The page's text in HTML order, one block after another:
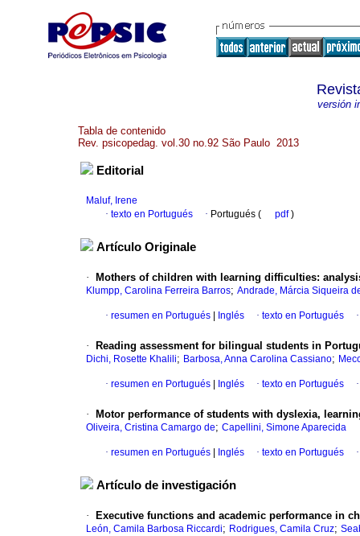
versión
Tabla de contenido
Rev. psicopedag. vol.30 no.92 São Paulo 2013
Editorial
Maluf, Irene
· texto en Portugués · Portugués ( pdf)
Artículo Originale
· Mothers of children with learning difficulties:
Klumpp, Carolina Ferreira Barros; Andrade, Márcia Siqueira
· resumen en Portugués Inglés · texto en Portugués
· Reading assessment for bilingual students in
Dichi, Rosette Khalili; Barbosa, Anna Carolina Cassiano;
· resumen en Portugués Inglés · texto en Portugués
· Motor performance of students with dyslexia,
Oliveira, Cristina Camargo de; Capellini, Simone Aparecida
· resumen en Portugués Inglés · texto en Portugués
Artículo de investigación
· Executive functions and academic performance in
León, Camila Barbosa Riccardi; Rodrigues, Camila Cruz;